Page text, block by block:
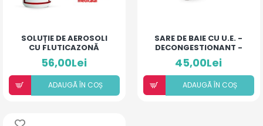
SOLUȚIE DE AEROSOLI
CU FLUTICAZONĂ
(20ML)
56,00Lei
ADAUGÃ ÎN COȘ
SARE DE BAIE CU U.E. -
DECONGESTIONANT -
500MG
45,00Lei
ADAUGÃ ÎN COȘ